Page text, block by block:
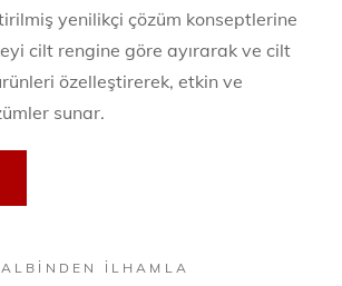
yenilikçi çözüm konseptlerine
cilt rengine göre ayırarak ve cilt
özelleştirerek, etkin ve
sunar.
İLHAMLA